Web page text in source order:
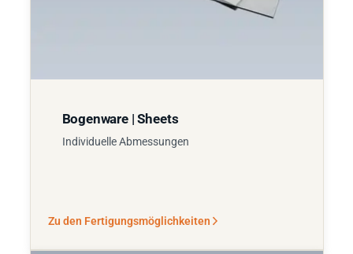
Bogenware | Sheets
Individuelle Abmessungen
Zu den Fertigungsmöglichkeiten